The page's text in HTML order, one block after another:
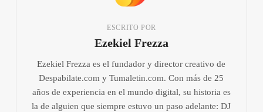
ESCRITO POR
Ezekiel Frezza
Ezekiel Frezza es el fundador y director creativo de
Despabilate.com y Tumaletin.com. Con más de 25
años de experiencia en el mundo digital, su historia es
la de alguien que siempre estuvo un paso adelante: DJ